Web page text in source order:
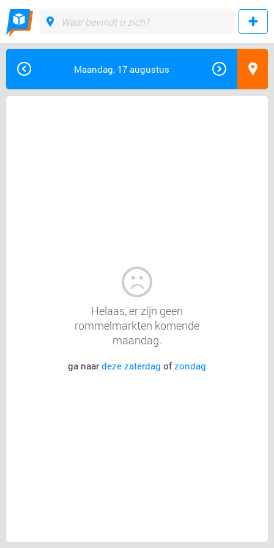
Maandag, 17 augustus
Helaas, er zijn geen
rommelmarkten komende
maandag.
ga naar deze zaterdag ofzondag